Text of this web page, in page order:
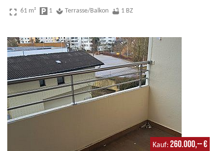
fullscreen 61 m² local_parking 1 spa Terrasse/Balkon bathtub 1 BZ
Kauf 260.000,-- €